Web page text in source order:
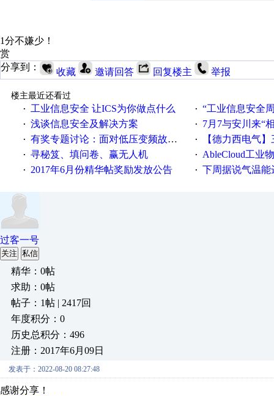
1分不嫌少！
赏
分享到：
收藏 邀请回答 回复楼主 举报
楼主最近还看过
·
工业信息安全 让ICS为你做点什么 · “工业信息安全周之我见”
· 浅谈信息安全及解决方案 · 7月7与安川来“
· 有奖专题讨论：面对低压变频故障，老手是这样解决的！ · 【德力西电气】三
· 寻秘笈、填问卷、赢无人机 · AbleCloud工业物联
· 2017年6月份精华帖奖励发放公告 · 下周据说气温能
过客一号
关注 私信
精华：0帖
求助：0帖
帖子：1帖 | 2417回
年度积分：0
历史总积分：496
注册：2017年6月09日
发表于：2022-08-20 08:27:48
感谢分享！